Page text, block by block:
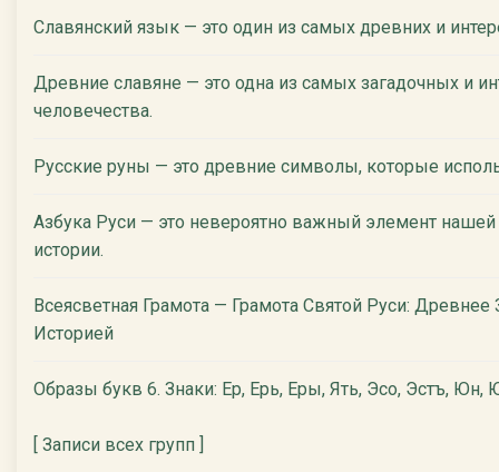
Славянский язык — это один из самых древних и
Древние славяне — это одна из самых загадочных и
человечества.
Русские руны — это древние символы, которые
Азбука Руси — это невероятно важный элемент
истории.
Всеясветная Грамота — Грамота Святой Руси:
Историей
Образы букв 6. Знаки: Ер, Ерь, Еры, Ять, Эсо, Эстъ, Юн,
[ Записи всех групп ]